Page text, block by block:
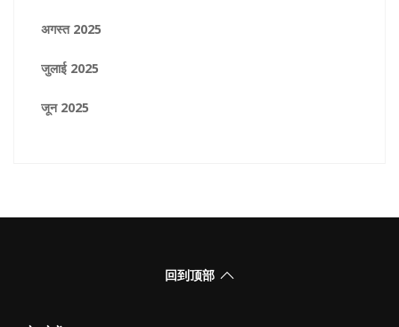
अगस्त 2025
जुलाई 2025
जून 2025
回到顶部